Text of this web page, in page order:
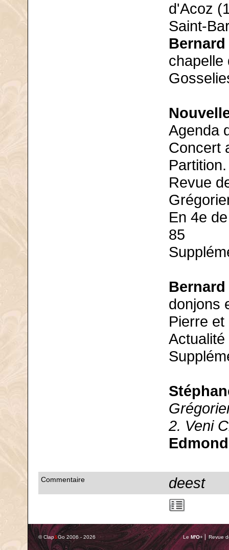
d'Acoz
Saint-
chapelle
Agenda
Concert
Revue
En 4e
85
donjons
Pierre
2. Veni
Commentaire deest
© Clap&Go 2006 - 2026 Le M'O+ ⎢ Revue